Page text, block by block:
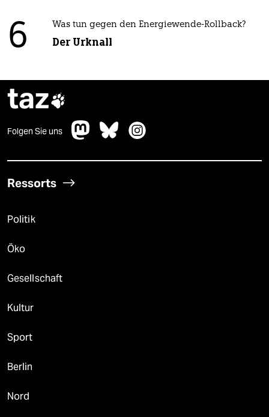
6 Was tun gegen den Energiewende-Rollback?
Der Urknall
taz
Folgen Sie uns
Ressorts
Politik
Öko
Gesellschaft
Kultur
Sport
Berlin
Nord